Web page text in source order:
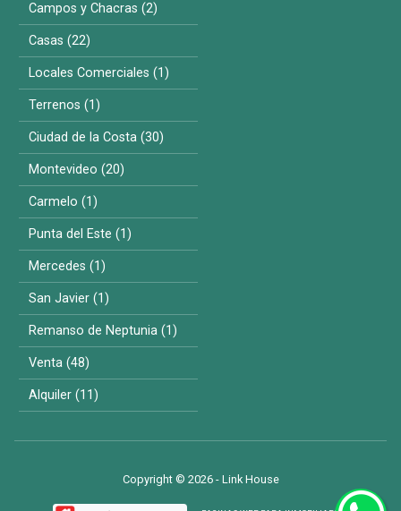
Campos y Chacras (2)
Casas (22)
Locales Comerciales (1)
Terrenos (1)
Ciudad de la Costa (30)
Montevideo (20)
Carmelo (1)
Punta del Este (1)
Mercedes (1)
San Javier (1)
Remanso de Neptunia (1)
Venta (48)
Alquiler (11)
Copyright © 2026 - Link House